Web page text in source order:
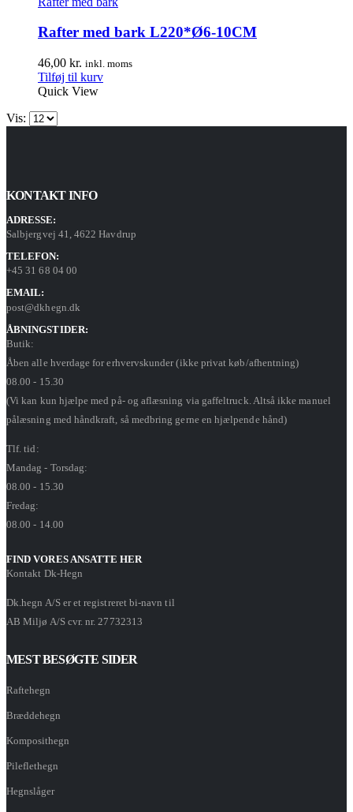
Rafter med bark L220*Ø6-10CM
46,00 kr. inkl. moms
Tilføj til kurv
Quick View
Vis:
KONTAKT INFO
ADRESSE:
Salbjergvej 41, 4622 Havdrup
TELEFON:
+45 31 68 04 00
EMAIL:
post@dkhegn.dk
ÅBNINGSTIDER:
Butik:
Åben alle hverdage for erhvervskunder (ikke privat køb/afhentning)
08.00 - 15.30
(Vi kan kun hjælpe med på- og aflæsning via gaffeltruck. Altså ikke manuel
pålæsning med håndkraft, så medbring gerne en hjælpende hånd)
Tlf. tid:
Mandag - Torsdag:
08.00 - 15.30
Fredag:
08.00 - 14.00
FIND VORES ANSATTE HER
Kontakt Dk-Hegn
Dk.hegn A/S er et registreret bi-navn til
AB Miljø A/S cvr. nr. 27732313
MEST BESØGTE SIDER
Raftehegn
Bræddehegn
Komposithegn
Pileflethegn
Hegnslåger